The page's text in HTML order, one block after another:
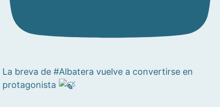
La breva de #Albatera vuelve a convertirse en
protagonista